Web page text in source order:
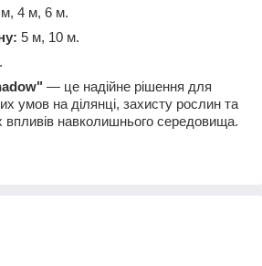
4 м, 6 м.
5 м, 10 м.
— це надійне рішення для
умов на ділянці, захисту рослин та
впливів навколишнього середовища.